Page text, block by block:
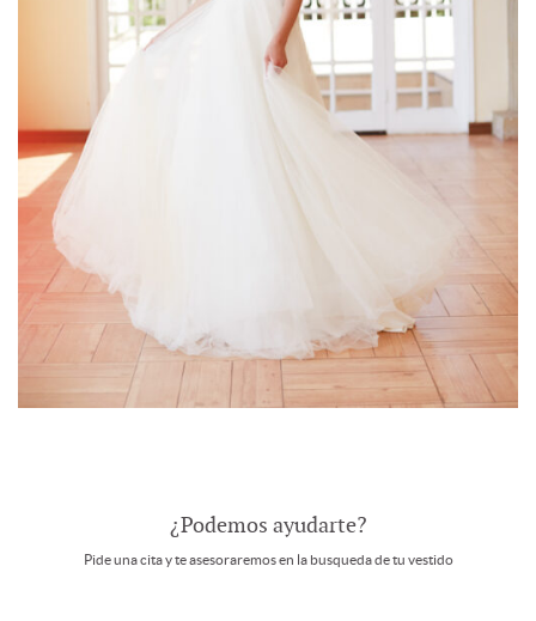
-
¿Podemos ayudarte?
Pide una cita y te asesoraremos en la busqueda de tu vestido